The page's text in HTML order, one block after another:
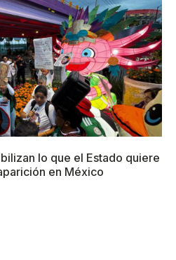
lo que el Estado quiere
en México